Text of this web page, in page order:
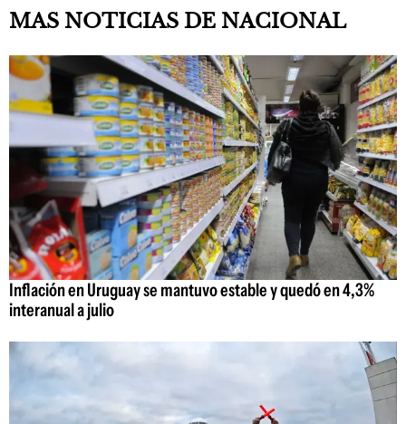
MAS NOTICIAS DE NACIONAL
Inflación en Uruguay se mantuvo estable y quedó en 4,3%
interanual a julio